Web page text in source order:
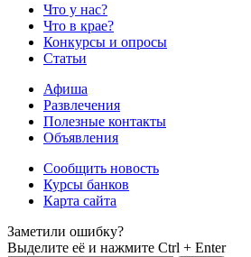
Что у нас?
Что в крае?
Конкурсы и опросы
Статьи
Афиша
Развлечения
Полезные контакты
Объявления
Сообщить новость
Курсы банков
Карта сайта
Заметили ошибку?
Выделите её и нажмите Ctrl + Enter